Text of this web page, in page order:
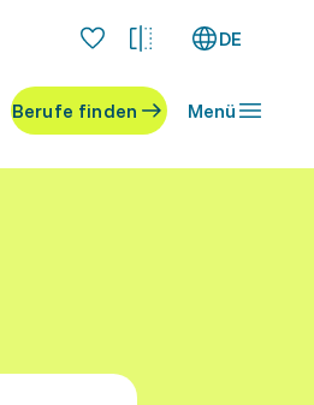
DE
Berufe finden Menü